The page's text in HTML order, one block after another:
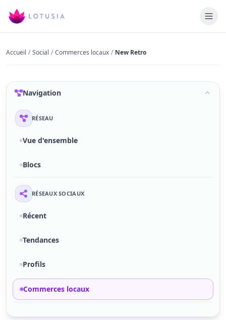
Accueil / Social / Commerces locaux / New Retro
Navigation
RÉSEAU
Vue d'ensemble
Blocs
RÉSEAUX SOCIAUX
Récent
Tendances
Profils
Commerces locaux